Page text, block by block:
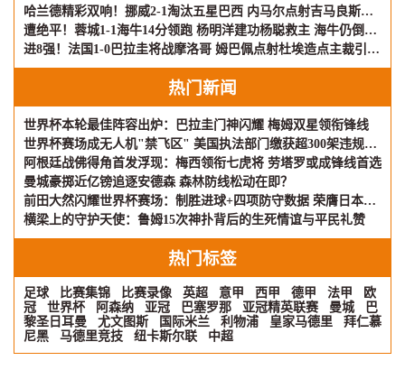
哈兰德精彩双响！挪威2-1淘汰五星巴西 内马尔点射吉马良斯失点
遭绝平！蓉城1-1海牛14分领跑 杨明洋建功杨聪救主 海牛仍倒数第3
进8强！法国1-0巴拉圭将战摩洛哥 姆巴佩点射杜埃造点主裁引争议
热门新闻
世界杯本轮最佳阵容出炉：巴拉圭门神闪耀 梅姆双星领衔锋线
世界杯赛场成无人机"禁飞区" 美国执法部门缴获超300架违规飞行器
阿根廷战佛得角首发浮现：梅西领衔七虎将 劳塔罗或成锋线首选
曼城豪掷近亿镑追逐安德森 森林防线松动在即？
前田大然闪耀世界杯赛场：制胜进球+四项防守数据 荣膺日本队评分王
横梁上的守护天使：鲁姆15次神扑背后的生死情谊与平民礼赞
热门标签
足球 比赛集锦 比赛录像 英超 意甲 西甲 德甲 法甲
欧
冠
世界杯 阿森纳 亚冠 巴塞罗那 亚冠精英联赛 曼城
巴
黎圣日耳曼
尤文图斯 国际米兰 利物浦 皇家马德里
拜仁慕
尼黑
马德里竞技 纽卡斯尔联 中超